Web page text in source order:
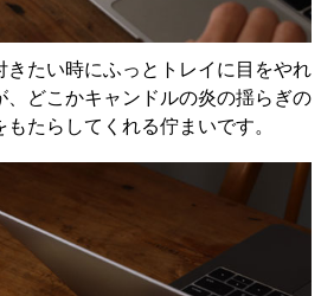
きたい時にふっとトレイに目をやれ
、どこかキャンドルの炎の揺らぎの
たらしてくれる佇まいです。